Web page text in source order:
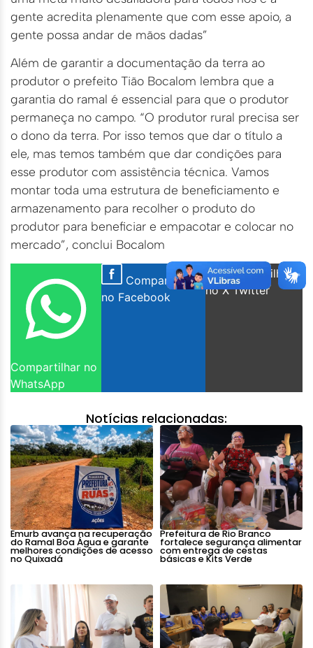
gente acredita plenamente que com esse apoio, a
gente possa andar de mãos dadas”
Além de garantir a documentação da terra ao
produtor o prefeito Tião Bocalom lembra que a
garantia do ramal é essencial para que o produtor
permaneça no campo. “O produtor rural precisa ser
o dono da terra. Por isso temos que dar o título a
ele, mas temos também que dar condições para
esse produtor com assistência técnica. Vamos
montar toda uma estrutura de beneficiamento e
armazenamento para recolher o produto do
produtor para beneficiar e empacotar e colocar no
mercado”, conclui Bocalom
Compartilhar no
WhatsApp
Compartilhar
no Facebook
Compartilhar
no X Twitter
Notícias relacionadas:
Emurb avança na recuperação
do Ramal Boa Água e garante
melhores condições de acesso
no Quixadá
Prefeitura de Rio Branco
fortalece segurança alimentar
com entrega de cestas
básicas e Kits Verde